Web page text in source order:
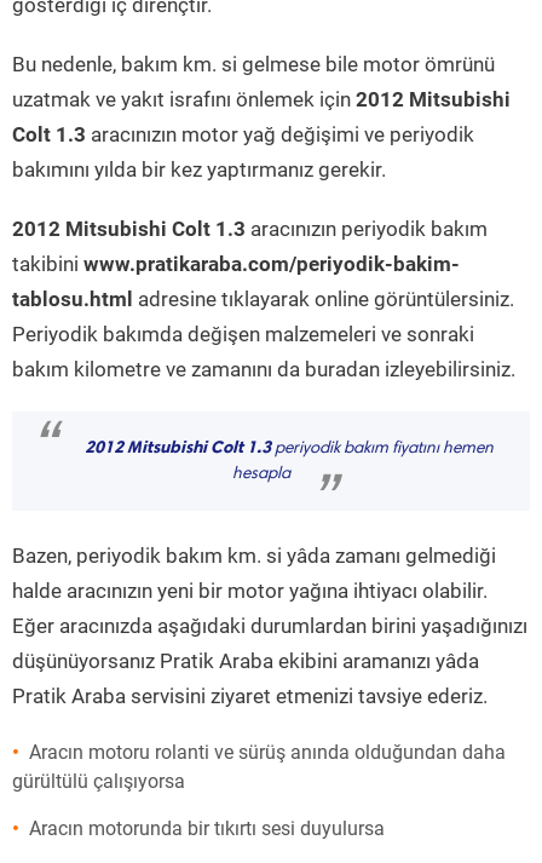
gösterdiği iç dirençtir.
Bu nedenle, bakım km. si gelmese bile motor ömrünü
uzatmak ve yakıt israfını önlemek için 2012 Mitsubishi
Colt 1.3 aracınızın motor yağ değişimi ve periyodik
bakımını yılda bir kez yaptırmanız gerekir.
2012 Mitsubishi Colt 1.3 aracınızın periyodik bakım
takibini www.pratikaraba.com/periyodik-bakim-
tablosu.html adresine tıklayarak online görüntülersiniz.
Periyodik bakımda değişen malzemeleri ve sonraki
bakım kilometre ve zamanını da buradan izleyebilirsiniz.
“ 2012 Mitsubishi Colt 1.3periyodik bakım fiyatını hemen
hesapla
”
Bazen, periyodik bakım km. si yâda zamanı gelmediği
halde aracınızın yeni bir motor yağına ihtiyacı olabilir.
Eğer aracınızda aşağıdaki durumlardan birini yaşadığınızı
düşünüyorsanız Pratik Araba ekibini aramanızı yâda
Pratik Araba servisini ziyaret etmenizi tavsiye ederiz.
Aracın motoru rolanti ve sürüş anında olduğundan daha
gürültülü çalışıyorsa
Aracın motorunda bir tıkırtı sesi duyulursa